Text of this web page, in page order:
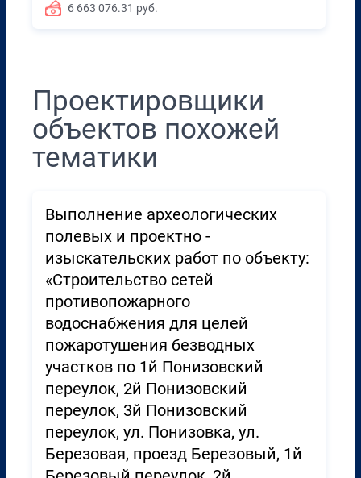
6 663 076.31 руб.
Проектировщики
объектов похожей
тематики
Выполнение археологических
полевых и проектно -
изыскательских работ по объекту:
«Строительство сетей
противопожарного
водоснабжения для целей
пожаротушения безводных
участков по 1й Понизовский
переулок, 2й Понизовский
переулок, 3й Понизовский
переулок, ул. Понизовка, ул.
Березовая, проезд Березовый, 1й